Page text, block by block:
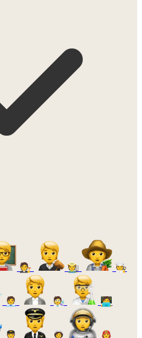
🧑‍⚖️ 🧑‍🌾 🧑‍🍳
🧑‍💼 🧑‍🔬 🧑‍💻
🧑‍✈️ 🧑‍🚀 🧑‍🚒